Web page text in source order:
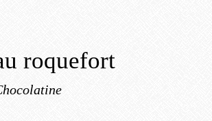
roquefort